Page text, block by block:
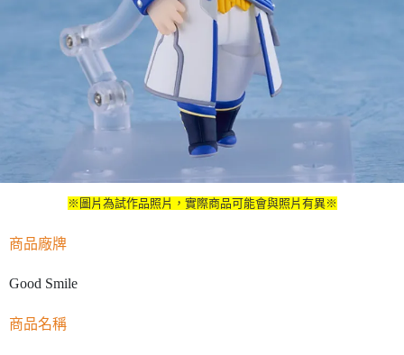
※圖片為試作品照片，實際商品可能會與照片有異※
商品廠牌
Good Smile
商品名稱